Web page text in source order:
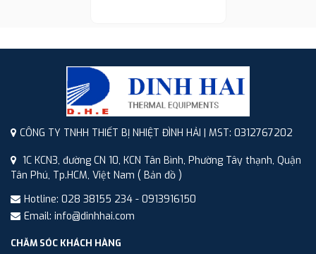
CÔNG TY TNHH THIẾT BỊ NHIỆT ĐÌNH HẢI | MST: 0312767202
1C KCN3, đường CN 10, KCN Tân Bình, Phường Tây thạnh, Quận
Tân Phú, Tp.HCM, Việt Nam ( Bản đồ )
Hotline: 028 38155 234 - 0913916150
Email: info@dinhhai.com
CHĂM SÓC KHÁCH HÀNG